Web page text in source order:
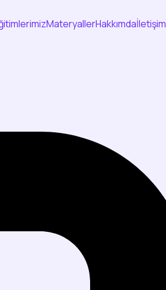
MateryallerHakkımdaİletişim